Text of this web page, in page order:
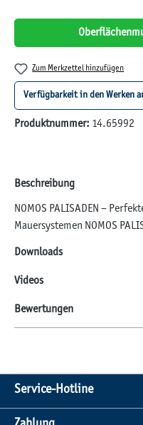
Zum Merkzettel hinzufügen
Verfügbarkeit in den Werken
Produktnummer: 14.65992
Beschreibung
NOMOS PALISADEN –
Mauersystemen NOMOS
Downloads
Videos
Bewertungen
Service-Hotline